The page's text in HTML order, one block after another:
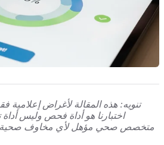
تنويه: هذه المقالة لأغراض
اختبارنا هو أداة فحص وليس
متخصص صحي مؤهل لأي مخاوف صحية